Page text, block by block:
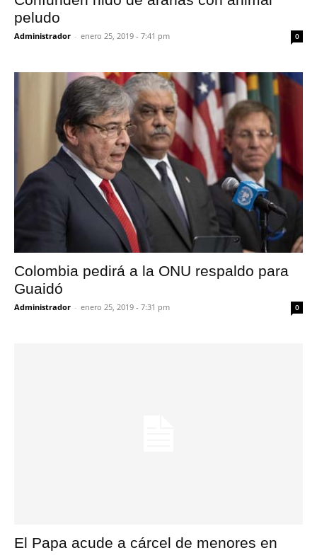
peludo
Administrador - enero 25, 2019 - 7:41 pm 0
Colombia pedirá a la ONU respaldo para
Guaidó
Administrador - enero 25, 2019 - 7:31 pm 0
El Papa acude a cárcel de menores en